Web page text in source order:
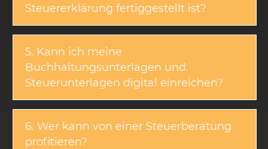
Steuererklärung fertiggestellt ist?
5. Kann ich meine
Buchhaltungsunterlagen und
Steuerunterlagen digital einreichen?
6. Wer kann von einer Steuerberatung
profitieren?